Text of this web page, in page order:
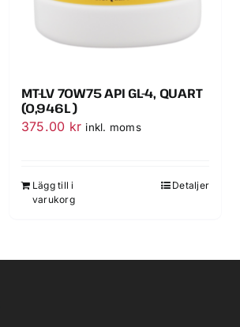
MT-LV 70W75 API GL-4, QUART
(0,946L )
375.00 kr inkl. moms
Lägg till i
varukorg
Detaljer